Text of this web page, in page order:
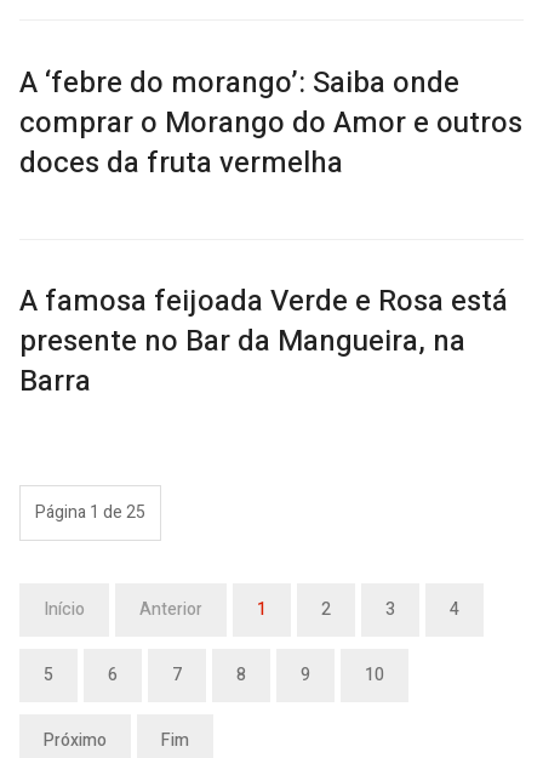
A ‘febre do morango’: Saiba onde
comprar o Morango do Amor e outros
doces da fruta vermelha
A famosa feijoada Verde e Rosa está
presente no Bar da Mangueira, na
Barra
Página 1 de 25
Início Anterior 1 2 3 4
5 6 7 8 9 10
Próximo Fim